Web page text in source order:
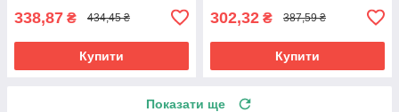
338,87 ₴ 434,45 ₴
Купити
302,32 ₴ 387,59 ₴
Купити
Показати ще